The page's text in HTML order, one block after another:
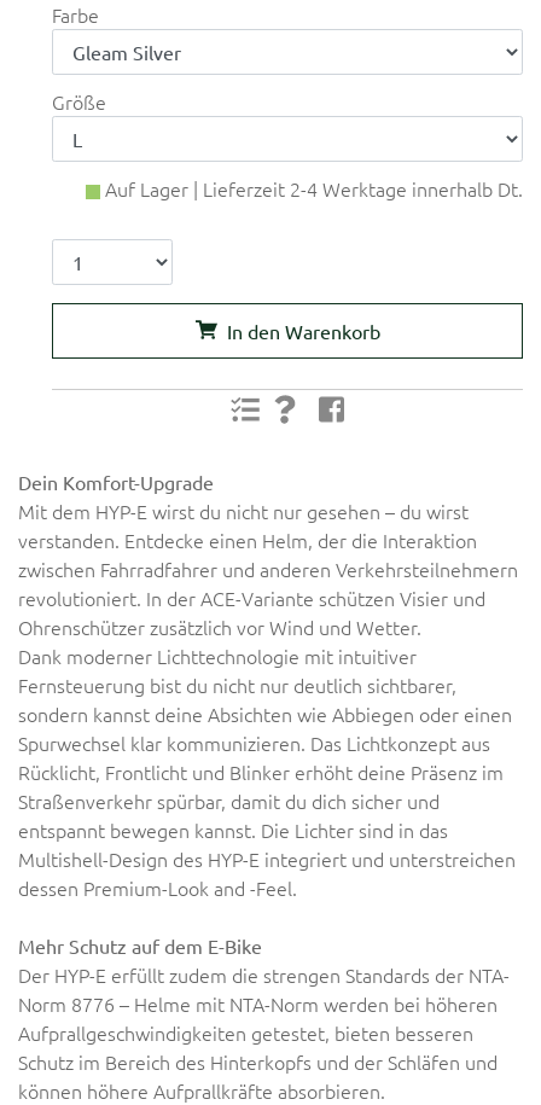
Farbe
Größe
Auf Lager | Lieferzeit 2-4 Werktage innerhalb Dt.
In den Warenkorb
Dein Komfort-Upgrade
Mit dem HYP-E wirst du nicht nur gesehen – du wirst
verstanden. Entdecke einen Helm, der die Interaktion
zwischen Fahrradfahrer und anderen Verkehrsteilnehmern
revolutioniert. In der ACE-Variante schützen Visier und
Ohrenschützer zusätzlich vor Wind und Wetter.
Dank moderner Lichttechnologie mit intuitiver
Fernsteuerung bist du nicht nur deutlich sichtbarer,
sondern kannst deine Absichten wie Abbiegen oder einen
Spurwechsel klar kommunizieren. Das Lichtkonzept aus
Rücklicht, Frontlicht und Blinker erhöht deine Präsenz im
Straßenverkehr spürbar, damit du dich sicher und
entspannt bewegen kannst. Die Lichter sind in das
Multishell-Design des HYP-E integriert und unterstreichen
dessen Premium-Look and -Feel.
Mehr Schutz auf dem E-Bike
Der HYP-E erfüllt zudem die strengen Standards der NTA-
Norm 8776 – Helme mit NTA-Norm werden bei höheren
Aufprallgeschwindigkeiten getestet, bieten besseren
Schutz im Bereich des Hinterkopfs und der Schläfen und
können höhere Aufprallkräfte absorbieren.